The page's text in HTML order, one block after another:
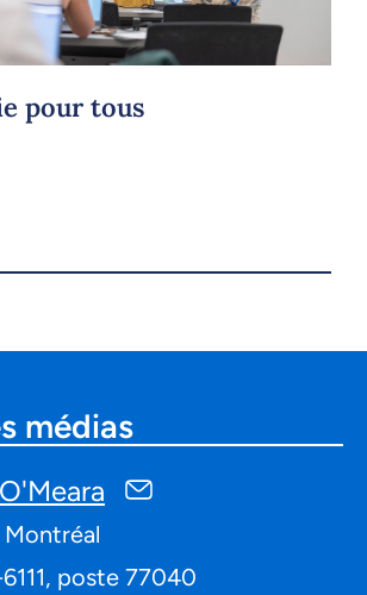
pour tous
médias
poste 77040